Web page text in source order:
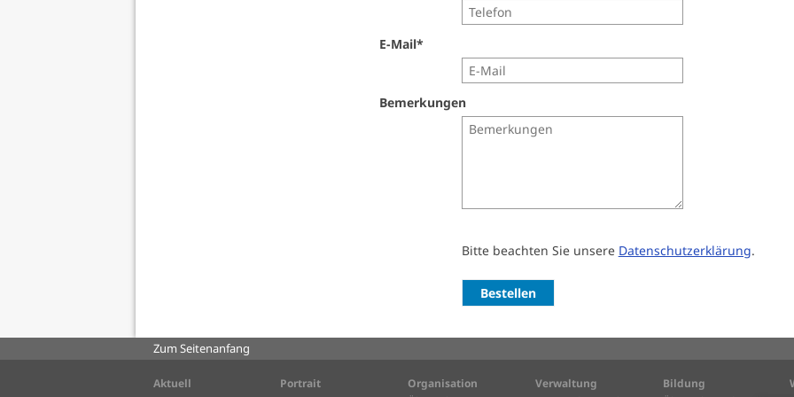
E-Mail*
Bemerkungen
Bitte beachten Sie unsere Datenschutzerklärung.
Zum Seitenanfang
Aktuell
Portrait
Organisation
Verwaltung
Bildung